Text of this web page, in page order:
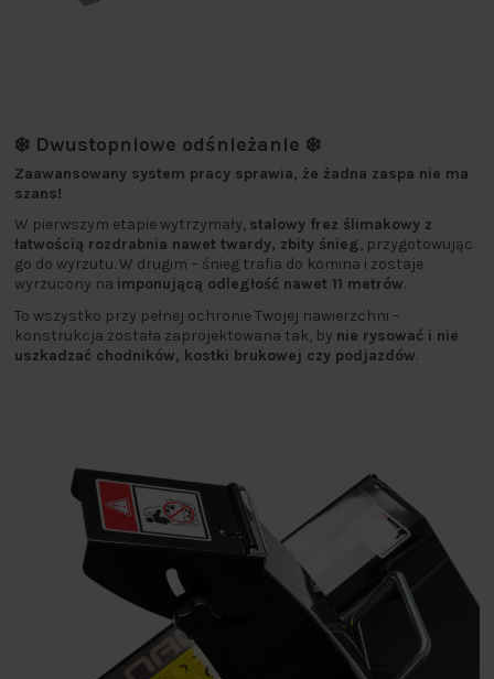
❄️ Dwustopniowe odśnieżanie ❄️
Zaawansowany system pracy sprawia, że żadna zaspa nie ma
szans!
W pierwszym etapie wytrzymały, stalowy frez ślimakowy z
łatwością rozdrabnia nawet twardy, zbity śnieg, przygotowując
go do wyrzutu. W drugim – śnieg trafia do komina i zostaje
wyrzucony na imponującą odległość nawet 11 metrów.
To wszystko przy pełnej ochronie Twojej nawierzchni –
konstrukcja została zaprojektowana tak, by nie rysować i nie
uszkadzać chodników, kostki brukowej czy podjazdów.